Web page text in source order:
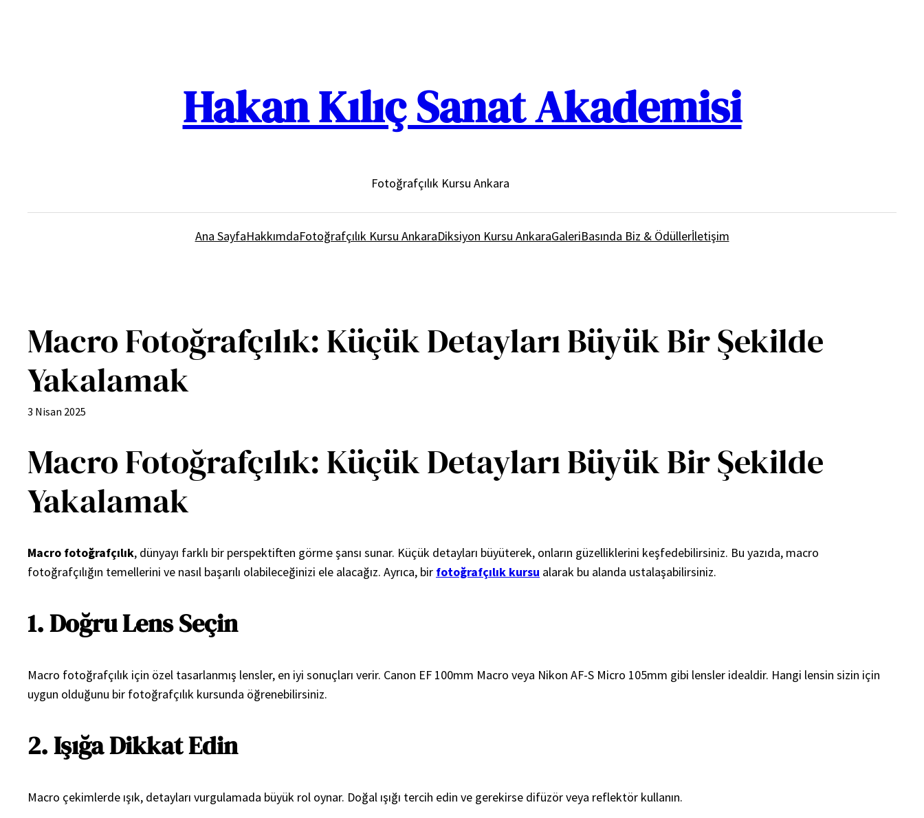
Hakan Kılıç Sanat Akademisi
Fotoğrafçılık Kursu Ankara
Ana SayfaHakkımdaFotoğrafçılık Kursu AnkaraDiksiyon Kursu AnkaraGaleriBasında Biz & Ödüllerİletişim
Macro Fotoğrafçılık: Küçük Detayları Büyük Bir Şekilde
Yakalamak
3 Nisan 2025
Macro Fotoğrafçılık: Küçük Detayları Büyük Bir Şekilde
Yakalamak
Macro fotoğrafçılık, dünyayı farklı bir perspektiften görme şansı sunar. Küçük detayları büyüterek, onların güzelliklerini keşfedebilirsiniz. Bu yazıda, macro
fotoğrafçılığın temellerini ve nasıl başarılı olabileceğinizi ele alacağız. Ayrıca, bir fotoğrafçılık kursu alarak bu alanda ustalaşabilirsiniz.
1. Doğru Lens Seçin
Macro fotoğrafçılık için özel tasarlanmış lensler, en iyi sonuçları verir. Canon EF 100mm Macro veya Nikon AF-S Micro 105mm gibi lensler idealdir. Hangi lensin sizin için
uygun olduğunu bir fotoğrafçılık kursunda öğrenebilirsiniz.
2. Işığa Dikkat Edin
Macro çekimlerde ışık, detayları vurgulamada büyük rol oynar. Doğal ışığı tercih edin ve gerekirse difüzör veya reflektör kullanın.